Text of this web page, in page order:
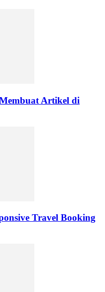
Artikel di
Travel Booking